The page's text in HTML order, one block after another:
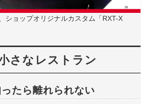
ショップオリジナルカスタム「RXT-X
さなレストラン
たら離れられない